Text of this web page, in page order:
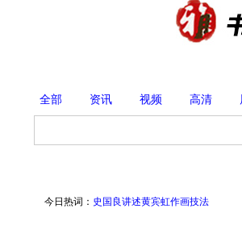
全部 资讯 视频 高清
今日热词： 史国良讲述黄宾虹作画技法